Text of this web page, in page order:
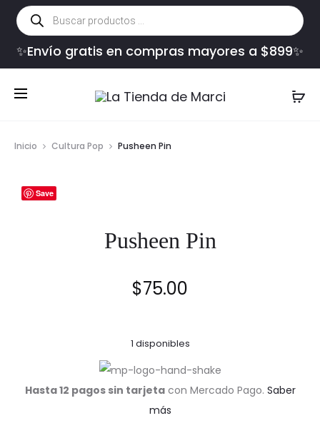
Búsqueda
de
productos
✨Envío gratis en compras mayores a $899✨
Inicio Cultura Pop Pusheen Pin
Save
Pusheen Pin
$75.00
1 disponibles
Hasta 12 pagos sin tarjetacon Mercado Pago. Saber
más